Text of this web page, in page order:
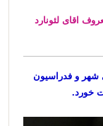
اقای لئونارد
و فدراسیون
خورد.